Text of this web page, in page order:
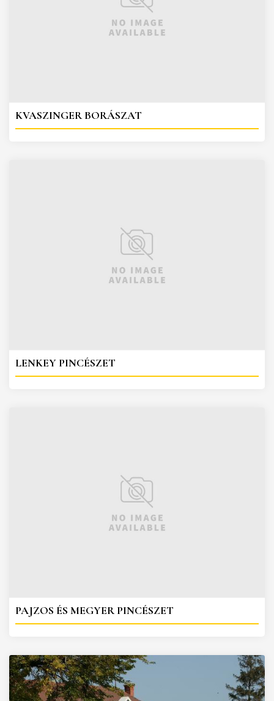
KVASZINGER BORÁSZAT
LENKEY PINCÉSZET
PAJZOS ÉS MEGYER PINCÉSZET